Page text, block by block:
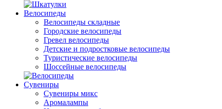
Велосипеды
Велосипеды складные
Городские велосипеды
Гревел велосипеды
Детские и подростковые велосипеды
Туристические велосипеды
Шоссейные велосипеды
Сувениры
Сувениры микс
Аромалампы